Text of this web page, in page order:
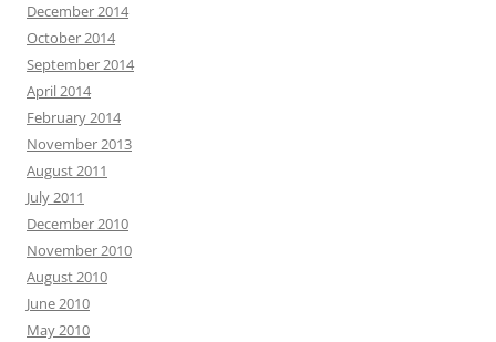
December 2014
October 2014
September 2014
April 2014
February 2014
November 2013
August 2011
July 2011
December 2010
November 2010
August 2010
June 2010
May 2010